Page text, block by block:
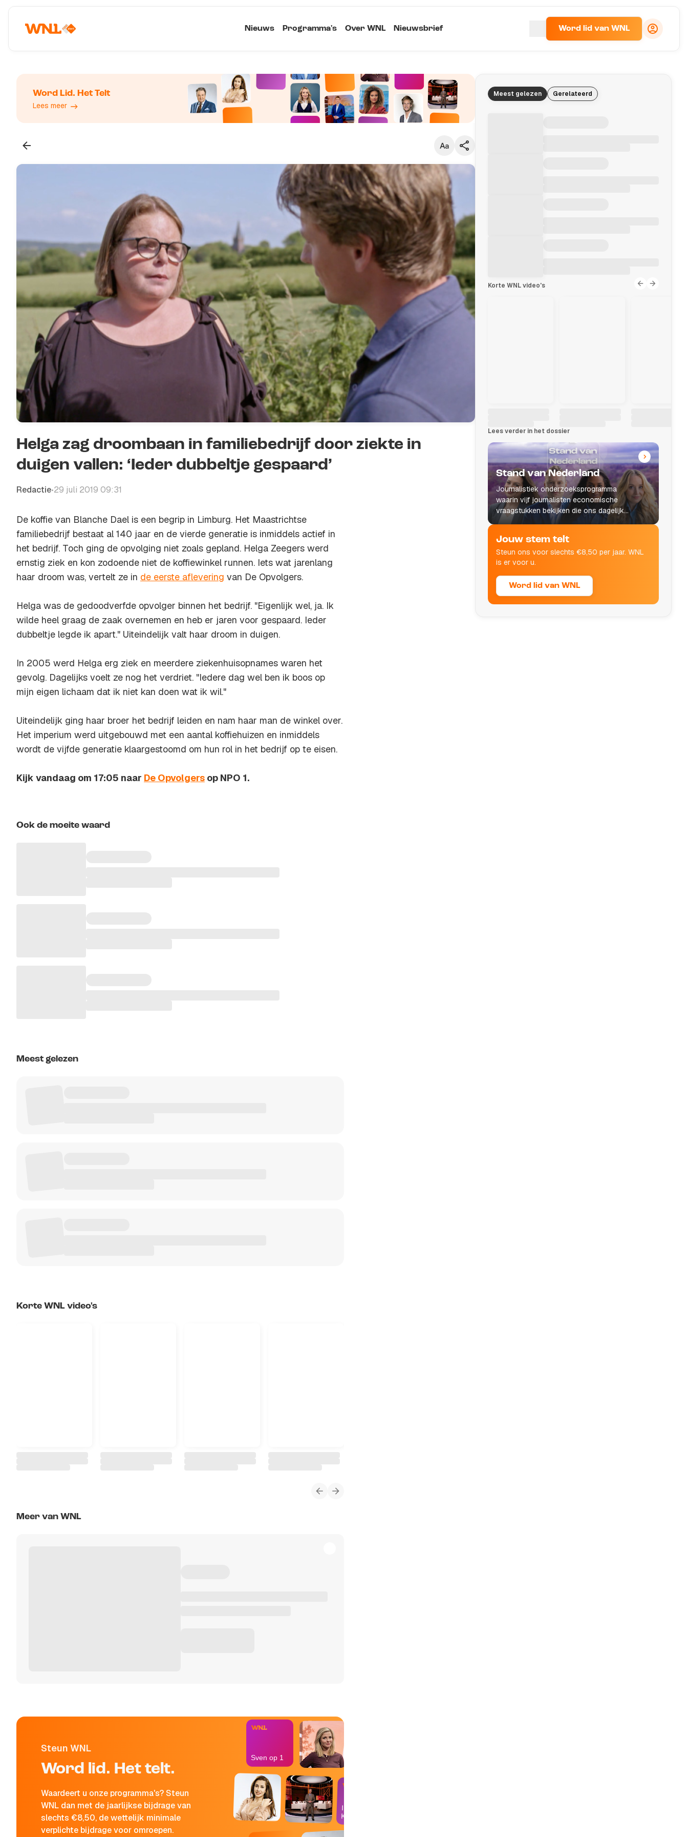
Nieuws Programma's Over WNL Nieuwsbrief Word lid van WNL
Word Lid. Het Telt
Lees meer
Klein
Standaard
Groot
Kopieer link
Helga zag droombaan in familiebedrijf door ziekte in
duigen vallen: ‘Ieder dubbeltje gespaard’
Redactie•29 juli 2019 09:31
De koffie van Blanche Dael is een begrip in Limburg. Het Maastrichtse
familiebedrijf bestaat al 140 jaar en de vierde generatie is inmiddels actief in
het bedrijf. Toch ging de opvolging niet zoals gepland. Helga Zeegers werd
ernstig ziek en kon zodoende niet de koffiewinkel runnen. Iets wat jarenlang
haar droom was, vertelt ze in de eerste aflevering van De Opvolgers.
Helga was de gedoodverfde opvolger binnen het bedrijf. "Eigenlijk wel, ja. Ik
wilde heel graag de zaak overnemen en heb er jaren voor gespaard. Ieder
dubbeltje legde ik apart." Uiteindelijk valt haar droom in duigen.
In 2005 werd Helga erg ziek en meerdere ziekenhuisopnames waren het
gevolg. Dagelijks voelt ze nog het verdriet. "Iedere dag wel ben ik boos op
mijn eigen lichaam dat ik niet kan doen wat ik wil."
Uiteindelijk ging haar broer het bedrijf leiden en nam haar man de winkel over.
Het imperium werd uitgebouwd met een aantal koffiehuizen en inmiddels
wordt de vijfde generatie klaargestoomd om hun rol in het bedrijf op te eisen.
Kijk vandaag om 17:05 naar De Opvolgers op NPO 1.
Ook de moeite waard
Meest gelezen
Korte WNL video's
Meer van WNL
Steun WNL
Word lid. Het telt.
Waardeert u onze programma's? Steun
WNL dan met de jaarlijkse bijdrage van
slechts €8,50, de wettelijk minimale
verplichte bijdrage voor omroepen.
In de
Kantine
Sven op 1
Meest gelezen Gerelateerd
Korte WNL video's
Lees verder in het dossier
Stand van Nederland
Journalistiek onderzoeksprogramma
waarin vijf journalisten economische
vraagstukken bekijken die ons dagelijks
leven raken.
Jouw stem telt
Steun ons voor slechts €8,50 per jaar. WNL
is er voor u.
Word lid van WNL